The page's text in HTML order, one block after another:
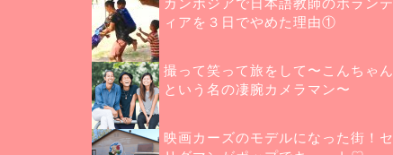
ィアを３日でやめた理由①
撮って笑って旅をして〜こんちゃん
という名の凄腕カメラマン〜
映画カーズのモデルになった街！セ